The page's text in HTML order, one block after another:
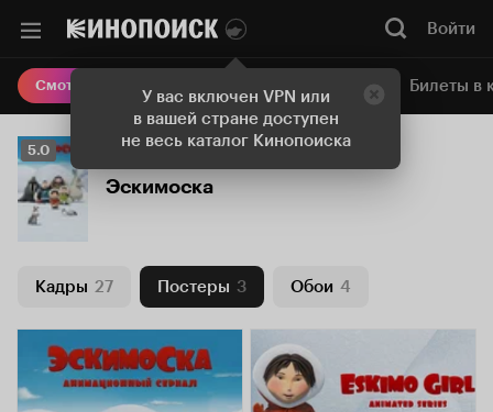
У вас включен VPN или
в вашей стране доступен
не весь каталог Кинопоиска
Войти
Смотреть кино Онлайн-кинотеатр Билеты в
Рейтинг
Кинопоиска
5.0
5.0
Эскимоска
Кадры 27 Постеры 3 Обои 4